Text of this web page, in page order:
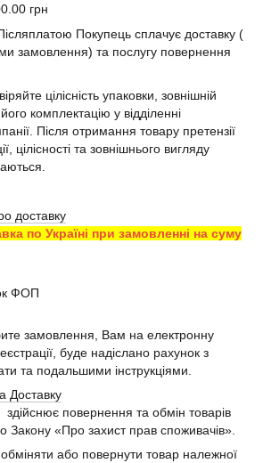
грн
Покупець сплачує доставку (
замовлення) та послугу повернення
цілісність упаковки, зовнішній
комплектацію у відділенні
Після отримання товару претензії
цілісності та зовнішнього вигляду
доставку
по Україні при замовленні на суму
ФОП
замовлення, Вам на електронну
буде надіслано рахунок з
та подальшими інструкціями.
Доставку
повернення та обмін товарів
Закону «Про захист прав споживачів».
або повернути товар належної